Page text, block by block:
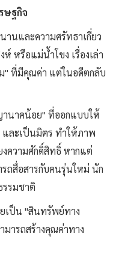
ษฐกิจ
นและความศรัทธาเกี่ยว
หรือแม่น้ำโขง เรื่องเล่า
" ที่มีคุณค่า แต่ในอดีตกลับ
นาคน้อย" ที่ออกแบบให้
และเป็นมิตร ทำให้ภาพ
ความศักดิ์สิทธิ์ หากแต่
ถสื่อสารกับคนรุ่นใหม่ นัก
รรมชาติ
เป็น "สินทรัพย์ทาง
ารถสร้างคุณค่าทาง